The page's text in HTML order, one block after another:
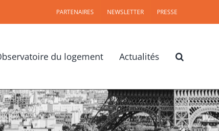
PARTENAIRES NEWSLETTER PRESSE
du logement Actualités